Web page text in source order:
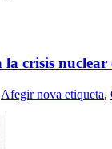
la crisis
Afegir nova etiqueta,